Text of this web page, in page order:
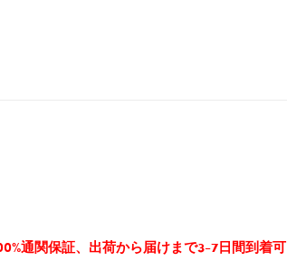
通関保証、出荷から届けまで3-7日間到着可